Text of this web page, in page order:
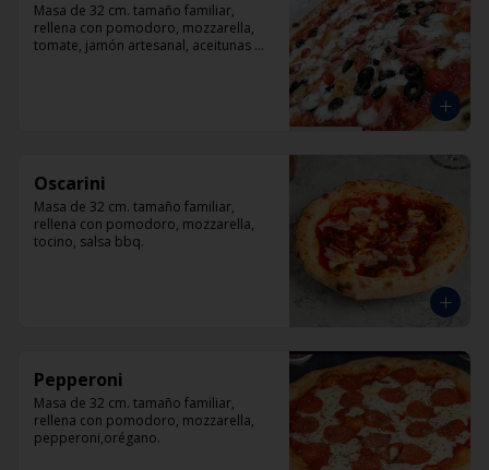
Masa de 32 cm. tamaño familiar,
rellena con pomodoro, mozzarella,
tomate, jamón artesanal, aceitunas
Oscarini
Masa de 32 cm. tamaño familiar,
rellena con pomodoro, mozzarella,
tocino, salsa bbq.
Pepperoni
Masa de 32 cm. tamaño familiar,
rellena con pomodoro, mozzarella,
pepperoni,orégano.